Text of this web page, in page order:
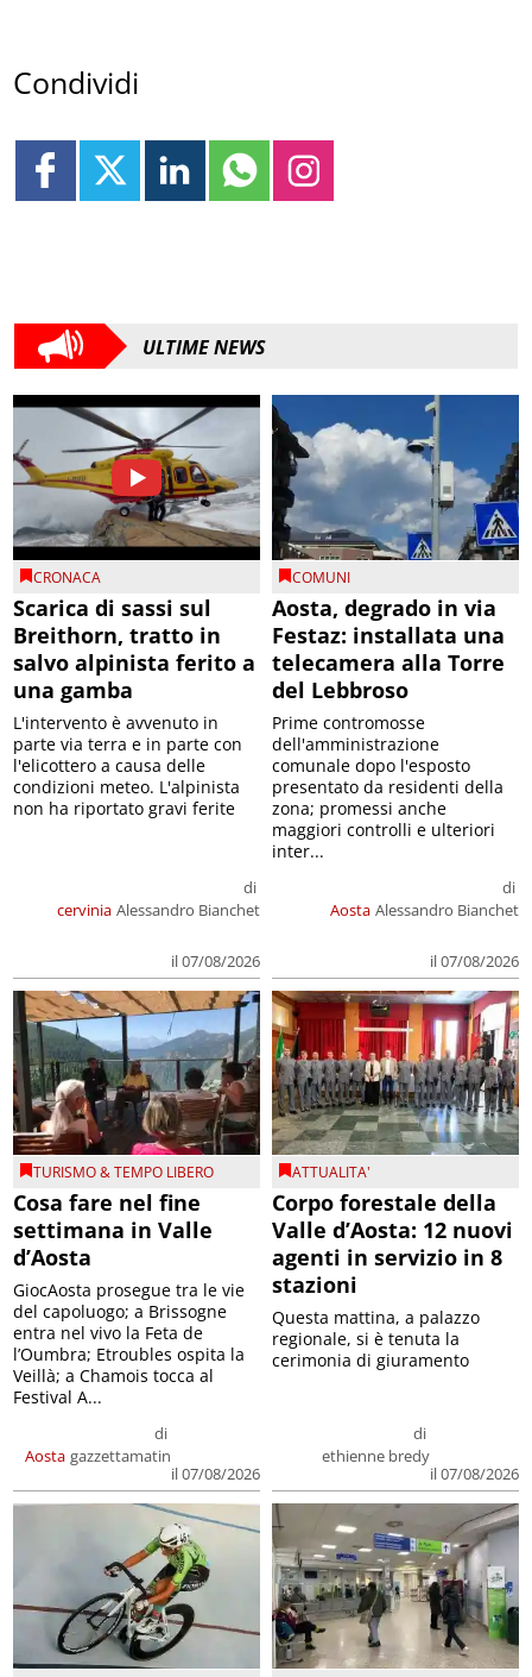
Condividi
ULTIME NEWS
CRONACA
Scarica di sassi sul
Breithorn, tratto in
salvo alpinista ferito a
una gamba
cervinia
di
Alessandro Bianchet
il 07/08/2026
L'intervento è avvenuto in
parte via terra e in parte con
l'elicottero a causa delle
condizioni meteo. L'alpinista
non ha riportato gravi ferite
COMUNI
Aosta, degrado in via
Festaz: installata una
telecamera alla Torre
del Lebbroso
Aosta
di
Alessandro Bianchet
il 07/08/2026
Prime contromosse
dell'amministrazione
comunale dopo l'esposto
presentato da residenti della
zona; promessi anche
maggiori controlli e ulteriori
inter...
TURISMO & TEMPO LIBERO
Cosa fare nel fine
settimana in Valle
d’Aosta
Aosta
di
gazzettamatin
il 07/08/2026
GiocAosta prosegue tra le vie
del capoluogo; a Brissogne
entra nel vivo la Feta de
l’Oumbra; Etroubles ospita la
Veillà; a Chamois tocca al
Festival A...
ATTUALITA'
Corpo forestale della
Valle d’Aosta: 12 nuovi
agenti in servizio in 8
stazioni
di
ethienne bredy
il 07/08/2026
Questa mattina, a palazzo
regionale, si è tenuta la
cerimonia di giuramento